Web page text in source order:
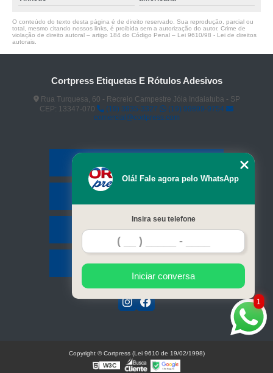
O conteúdo do texto desta página é de direito reservado. Sua reprodução, parcial ou
total, mesmo citando nossos links, é proibida sem a autorização do autor. Crime de
violação de direito autoral – artigo 184 do Código Penal – Lei 9610/98 - Lei de direitos
autorais
Cortpress Etiquetas E Rótulos Adesivos
Rua Turquesa, 60 - Recreio Campestre Jóia Indaiatuba - SP
CEP: 13347-070
(19) 3935-3327
(19) 99899-9754
comercial@cortpress.com
Contato
Mapa do site
1
Olá! Fale agora pelo WhatsApp
Insira seu telefone
Iniciar conversa
Copyright © Cortpress (Lei 9610 de 19/02/1998)
W3C